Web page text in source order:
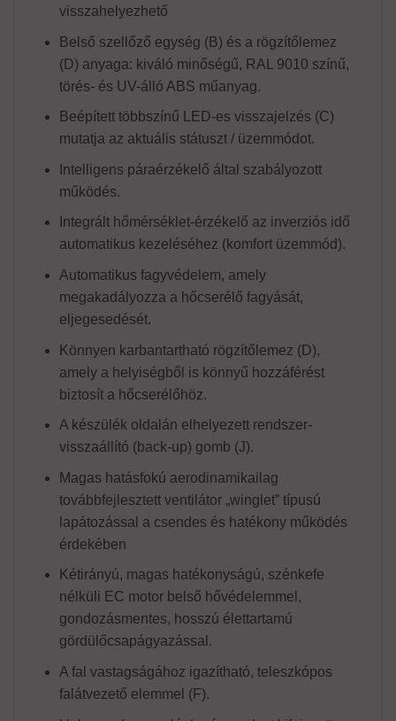
visszahelyezhető
Belső szellőző egység (B) és a rögzítőlemez
(D) anyaga: kiváló minőségű, RAL 9010 színű,
törés- és UV-álló ABS műanyag.
Beépített többszínű LED-es visszajelzés (C)
mutatja az aktuális státuszt / üzemmódot.
Intelligens páraérzékelő által szabályozott
működés.
Integrált hőmérséklet-érzékelő az inverziós idő
automatikus kezeléséhez (komfort üzemmód).
Automatikus fagyvédelem, amely
megakadályozza a hőcserélő fagyását,
eljegesedését.
Könnyen karbantartható rögzítőlemez (D),
amely a helyiségből is könnyű hozzáférést
biztosít a hőcserélőhöz.
A készülék oldalán elhelyezett rendszer-
visszaállító (back-up) gomb (J).
Magas hatásfokú aerodinamikailag
továbbfejlesztett ventilátor „winglet” típusú
lapátozással a csendes és hatékony működés
érdekében
Kétirányú, magas hatékonyságú, szénkefe
nélküli EC motor belső hővédelemmel,
gondozásmentes, hosszú élettartamú
gördülőcsapágyazással.
A fal vastagságához igazítható, teleszkópos
falátvezető elemmel (F).